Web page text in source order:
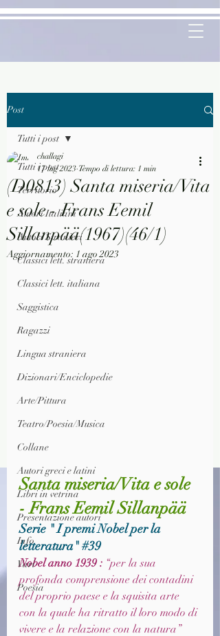
Post
Tutti i post
Territorio
Autori Italiani
Autori Stranieri
Classici lett. straniera
Classici lett. italiana
Saggistica
Ragazzi
Lingua straniera
Dizionari/Enciclopedie
Arte/Pittura
Teatro/Poesia/Musica
Collane
Autori greci e latini
Libri in vetrina
Presentazione autori
Info
Vari
Poesia
Tutti i post
(D0813) Santa miseria/Vita
e sole - Frans Eemil
Sillanpää(1967)(46/1)
challagi
17 lug 2023 Tempo di lettura: 1 min
Aggiornamento: 1 ago 2023
Santa miseria/Vita e sole
- Frans Eemil Sillanpää
Serie " I premi Nobel per la
letteratura" #39
Nobel anno 1939 : “per la sua
profonda comprensione dei contadini
del proprio paese e la squisita arte
con la quale ha ritratto il loro modo di
vivere e la relazione con la natura”